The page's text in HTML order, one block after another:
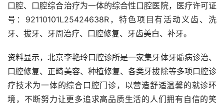
口腔、口腔综合治疗为一体的综合性口腔医院，医疗许可证
号：92110101L25424638R，特色项目有活动义齿、洗
牙、拔牙、牙周治疗、口腔修复、牙齿美白、补牙。
资料显示，北京李艳玲口腔诊所是一家集牙体牙髓病诊治、
口腔修复、正畸美容、种植修复、各类牙拔除等多项口腔诊
疗技术为一体的综合口腔门诊，以营造舒适温馨的就诊环
境，不断努力让更多追求高品质生活的人们拥有自信的笑